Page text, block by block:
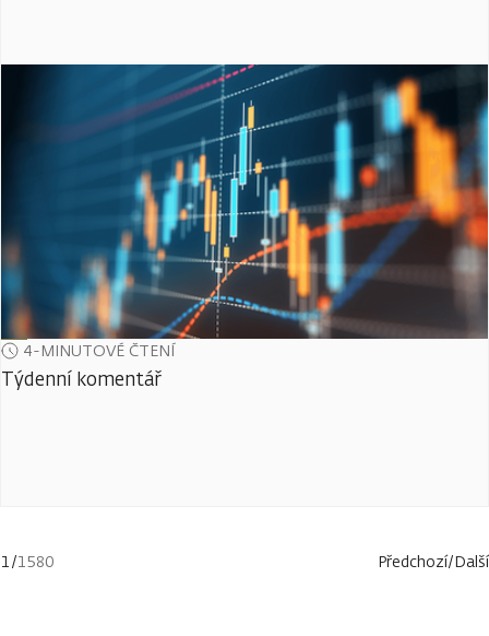
4-MINUTOVÉ ČTENÍ
Týdenní komentář
1/1580 Předchozí/Další